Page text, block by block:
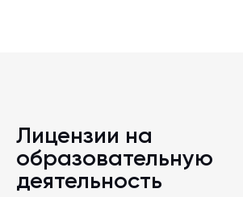
Лицензии на
образовательную
деятельность